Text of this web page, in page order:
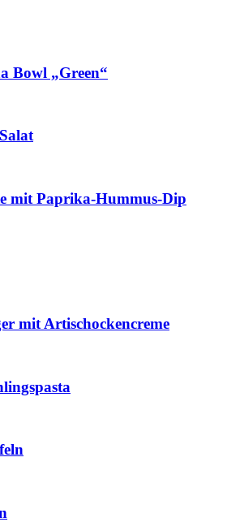
Bowl „Green“
mit Paprika-Hummus-Dip
mit Artischockencreme